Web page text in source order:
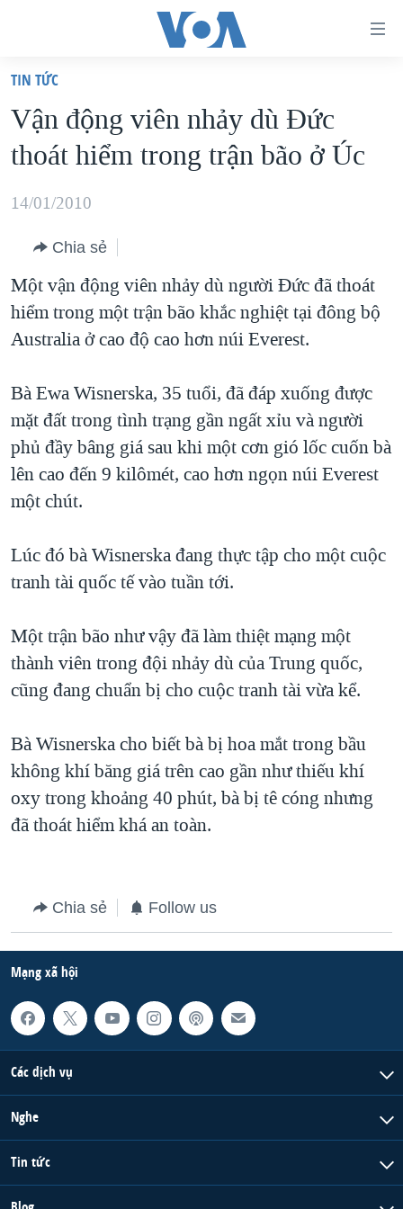
truy
cập
Tới
dung
chính
điều
hướng
chính
tới
"Tìm"
VIỆT NAM
HOA KỲ
BIỂN ĐÔNG
BLOG
DIỄN ĐÀN
MỤC
VẠCH TRẦN TIN GIẢ
NGƯỜI VIỆT HẢI NGOẠI
ĐỜI SỐNG
SỨC KHOẺ
VĂN HOÁ
GIÁO DỤC
CHIẾN TRANH THƯƠNG MẠI CỦA MỸ: QUÁ KHỨ VÀ HIỆN
HÀNH TRÌNH BẦU CỬ 2024
MỘT NĂM CHIẾN TRANH TẠI DẢI GAZA
GIẢI MÃ VÀNH ĐAI & CON ĐƯỜNG
TRỊNH VĨNH BÌNH - NGƯỜI HẠ 'BÊN THẮNG CUỘC'
CHI PHÍ CHIẾN TRANH AFGHANISTAN
CÁC GIÁ TRỊ CỘNG HÒA Ở VIỆT NAM
THƯỢNG ĐỈNH TRUMP-KIM TẠI VIỆT NAM
NGƯ DÂN VIỆT VÀ LÀN SÓNG TRỘM HẢI SÂM
BÊN KIA QUỐC LỘ: TIẾNG VỌNG TỪ NÔNG THÔN MỸ
QUAN HỆ VIỆT MỸ
HỌC TIẾNG ANH
VIDEO
NGHE
MẠNG XÃ HỘI
Ngôn ngữ khác
TIN TỨC
Vận động viên nhảy dù Ðức
thoát hiểm trong trận bão ở Úc
14/01/2010
Chia sẻ
Một vận động viên nhảy dù người Đức đã thoát
hiểm trong một trận bão khắc nghiệt tại đông bộ
Australia ở cao độ cao hơn núi Everest.
Bà Ewa Wisnerska, 35 tuổi, đã đáp xuống được
mặt đất trong tình trạng gần ngất xỉu và người
phủ đầy bâng giá sau khi một cơn gió lốc cuốn bà
lên cao đến 9 kilômét, cao hơn ngọn núi Everest
một chút.
Lúc đó bà Wisnerska đang thực tập cho một cuộc
tranh tài quốc tế vào tuần tới.
Một trận bão như vậy đã làm thiệt mạng một
thành viên trong đội nhảy dù của Trung quốc,
cũng đang chuẩn bị cho cuộc tranh tài vừa kể.
Bà Wisnerska cho biết bà bị hoa mắt trong bầu
không khí băng giá trên cao gần như thiếu khí
oxy trong khoảng 40 phút, bà bị tê cóng nhưng
đã thoát hiểm khá an toàn.
Chia sẻ Follow us
Mạng xã hội
Các dịch vụ
Nghe
Tin tức